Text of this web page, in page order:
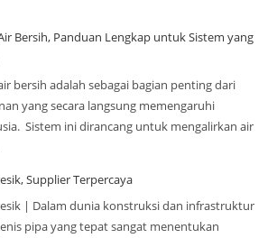
Bersih, Panduan Lengkap untuk Sistem yang
bersih adalah sebagai bagian penting dari
yang secara langsung memengaruhi
Sistem ini dirancang untuk mengalirkan air
Supplier Terpercaya
| Dalam dunia konstruksi dan infrastruktur
pipa yang tepat sangat menentukan